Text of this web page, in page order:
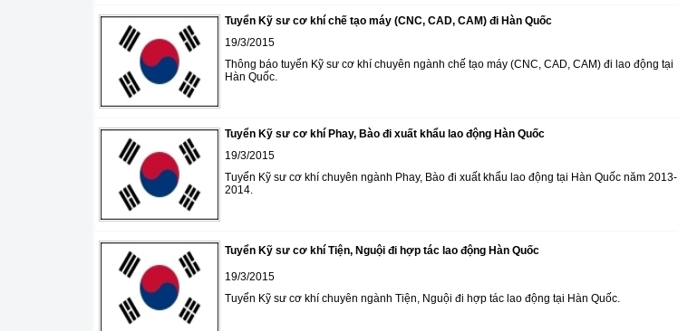
Tuyển Kỹ sư cơ khí chế tạo máy (CNC, CAD, CAM) đi Hàn Quốc
19/3/2015
Thông báo tuyển Kỹ sư cơ khí chuyên ngành chế tạo máy (CNC, CAD, CAM) đi lao động tại
Hàn Quốc.
Tuyển Kỹ sư cơ khí Phay, Bào đi xuất khẩu lao động Hàn Quốc
19/3/2015
Tuyển Kỹ sư cơ khí chuyên ngành Phay, Bào đi xuất khẩu lao động tại Hàn Quốc năm 2013-
2014.
Tuyển Kỹ sư cơ khí Tiện, Nguội đi hợp tác lao động Hàn Quốc
19/3/2015
Tuyển Kỹ sư cơ khí chuyên ngành Tiện, Nguội đi hợp tác lao động tại Hàn Quốc.